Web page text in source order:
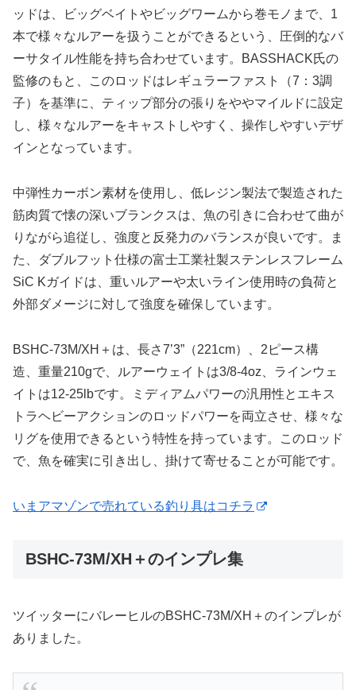
ッドは、ビッグベイトやビッグワームから巻モノまで、1
本で様々なルアーを扱うことができるという、圧倒的なバ
ーサタイル性能を持ち合わせています。BASSHACK氏の
監修のもと、このロッドはレギュラーファスト（7：3調
子）を基準に、ティップ部分の張りをややマイルドに設定
し、様々なルアーをキャストしやすく、操作しやすいデザ
インとなっています。
中弾性カーボン素材を使用し、低レジン製法で製造された
筋肉質で懐の深いブランクスは、魚の引きに合わせて曲が
りながら追従し、強度と反発力のバランスが良いです。ま
た、ダブルフット仕様の富士工業社製ステンレスフレーム
SiC Kガイドは、重いルアーや太いライン使用時の負荷と
外部ダメージに対して強度を確保しています。
BSHC-73M/XH＋は、長さ7’3”（221cm）、2ピース構
造、重量210gで、ルアーウェイトは3/8-4oz、ラインウェ
イトは12-25lbです。ミディアムパワーの汎用性とエキス
トラヘビーアクションのロッドパワーを両立させ、様々な
リグを使用できるという特性を持っています。このロッド
で、魚を確実に引き出し、掛けて寄せることが可能です。
いまアマゾンで売れている釣り具はコチラ
BSHC-73M/XH＋のインプレ集
ツイッターにバレーヒルのBSHC-73M/XH＋のインプレが
ありました。